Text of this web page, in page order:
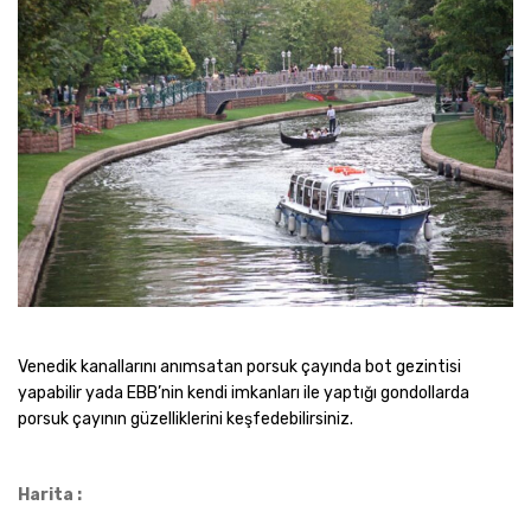
Venedik kanallarını anımsatan porsuk çayında bot gezintisi
yapabilir yada EBB’nin kendi imkanları ile yaptığı gondollarda
porsuk çayının güzelliklerini keşfedebilirsiniz.
Harita :